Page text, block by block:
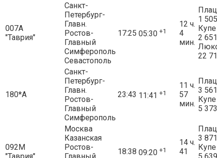
007А
"Таврия"
Санкт-
Петербург-
Главн.
Ростов-
Главный
Симферополь
Севастополь
17:25 05:30 +1
12 ч.
4
мин.
1 505
Купе
2 651
22
180*А
Санкт-
Петербург-
Главн.
Ростов-
Главный
Симферополь
23:43 11:41 +1
11 ч.
57
мин.
3 561
Купе
5 373
092М
Москва
Казанская
Ростов-
18:38 09:20 +1
14 ч.
41
3 871
Купе